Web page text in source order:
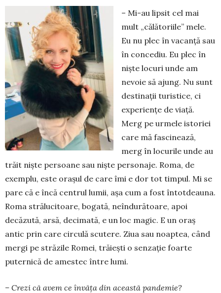
– Mi-au lipsit cel mai
mult „călătoriile” mele.
Eu nu plec în vacanță sau
în concediu. Eu plec în
niște locuri unde am
nevoie să ajung. Nu sunt
des­ti­nații turistice, ci
experiențe de viață.
Merg pe ur­mele istoriei
care mă fascinează,
merg în locurile un­­de au
trăit niște persoane sau niște personaje. Ro­­­ma, de
exemplu, este orașul de care îmi e dor tot timpul. Mi se
pare că e încă centrul lumii, așa cum a fost întotdeauna.
Roma strălucitoare, bogată, ne­în­du­rătoare, apoi
decăzută, arsă, decimată, e un loc ma­gic. E un oraș
antic prin care circulă scutere. Ziua sau noaptea, când
mergi pe străzile Romei, trăiești o senzație foarte
puternică de amestec între lumi.
– Crezi că avem ce învăța din această pan­demie?